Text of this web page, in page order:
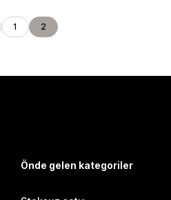
1 2
Önde gelen kategoriler